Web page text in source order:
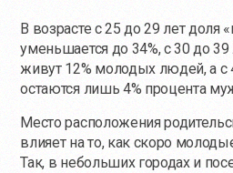
В возрасте с 25 до 29 лет
уменьшается до 34%, с 30 до
живут 12% молодых людей, а с
остаются лишь 4% процента
Место расположения
влияет на то, как скоро
Так, в небольших городах и